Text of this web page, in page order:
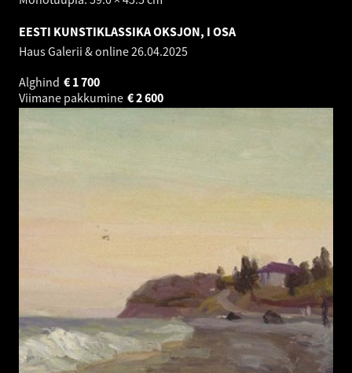
EESTI KUNSTIKLASSIKA OKSJON, I OSA
Haus Galerii & online26.04.2025
Alghind
1 700
€
Viimane pakkumine
2 600
€